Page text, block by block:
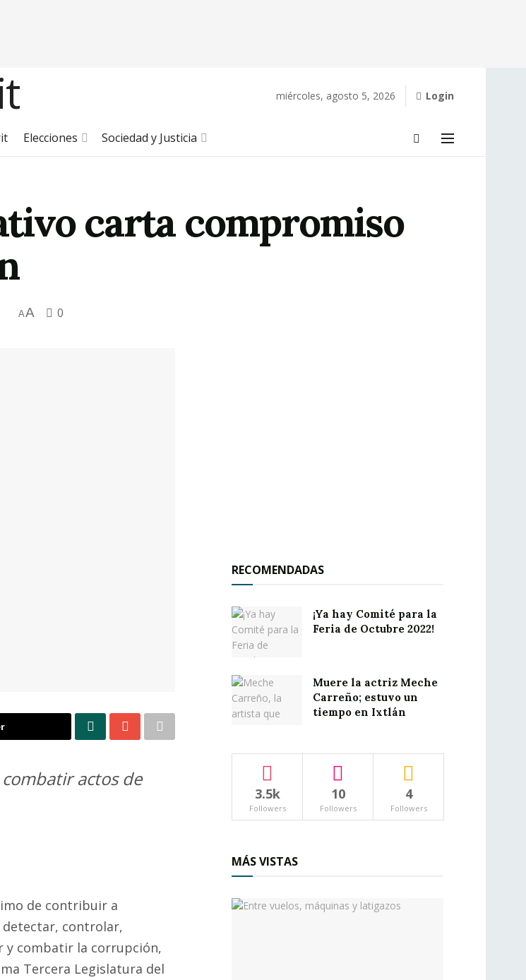
miércoles, agosto 5, 2026 Login
Elecciones Sociedad y Justicia
carta compromiso
AA 0
actos de
de contribuir a
detectar, controlar,
y combatir la corrupción,
Tercera Legislatura del
RECOMENDADAS
¡Ya hay Comité para la
Feria de Octubre 2022!
Muere la actriz Meche
Carreño; estuvo un
tiempo en Ixtlán
3.5k
Followers
10
Followers
4
Followers
MÁS VISTAS